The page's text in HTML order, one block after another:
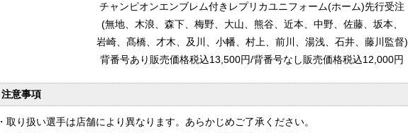
チャンピオンエンブレム付きレプリカユニフォーム(ホーム)先行受注
(無地、木浪、森下、梅野、大山、熊谷、近本、中野、佐藤、坂本、
岩崎、髙橋、才木、及川、小幡、村上、前川、湯浅、石井、藤川監督)
背番号あり販売価格税込13,500円/背番号なし販売価格税込12,000円
注意事項
・取り扱い選手は店舗により異なります。あらかじめご了承ください。